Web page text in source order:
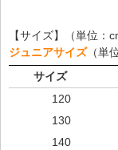
【サイズ】（単位：
ジュニアサイズ（単
サイズ
120
130
140